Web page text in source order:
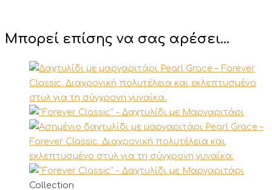
Μπορεί επίσης να σας αρέσει…
Collection
Αυτό